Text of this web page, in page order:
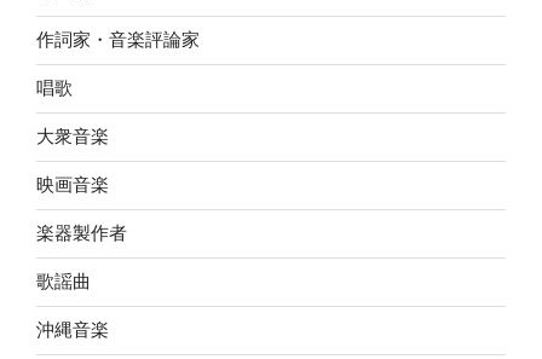
作詞家・音楽評論家
唱歌
大衆音楽
映画音楽
楽器製作者
歌謡曲
沖縄音楽